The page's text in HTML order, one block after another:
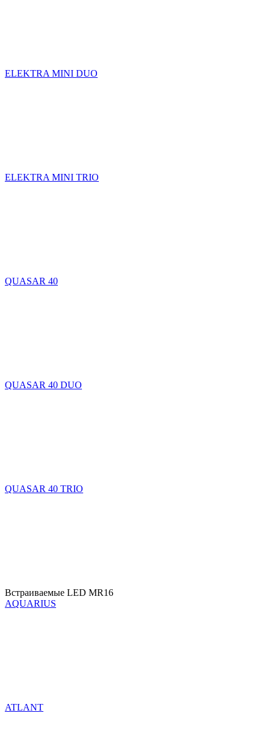
ELEKTRA MINI DUO
ELEKTRA MINI TRIO
QUASAR 40
QUASAR 40 DUO
QUASAR 40 TRIO
Встраиваемые LED MR16
AQUARIUS
ATLANT